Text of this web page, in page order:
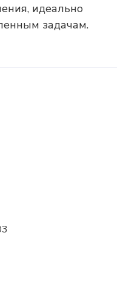
идеально
задачам.